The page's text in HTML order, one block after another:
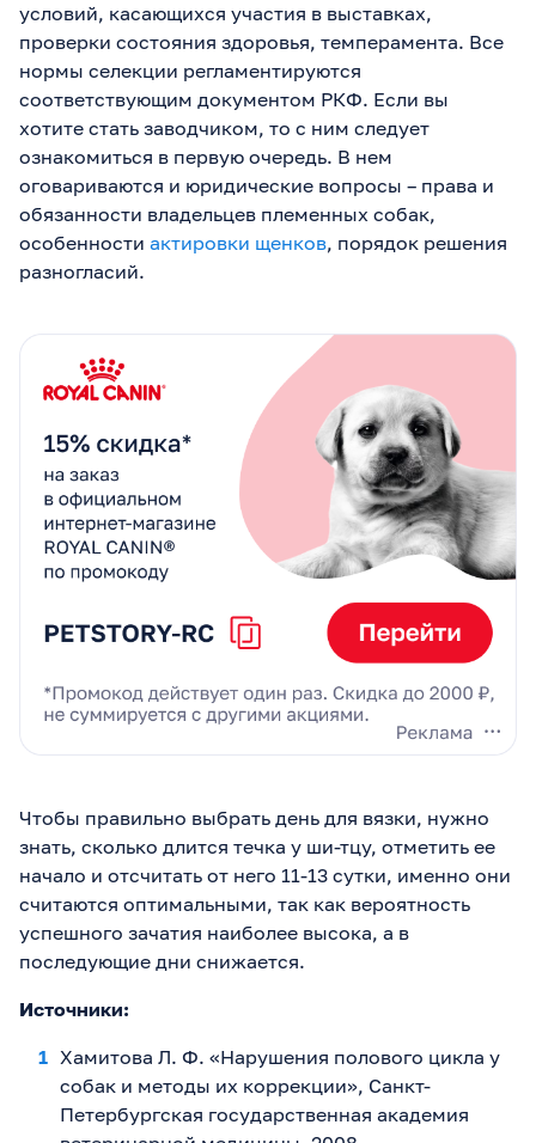
условий, касающихся участия в выставках,
проверки состояния здоровья, темперамента. Все
нормы селекции регламентируются
соответствующим документом РКФ. Если вы
хотите стать заводчиком, то с ним следует
ознакомиться в первую очередь. В нем
оговариваются и юридические вопросы – права и
обязанности владельцев племенных собак,
особенности актировки щенков, порядок решения
разногласий.
Чтобы правильно выбрать день для вязки, нужно
знать, сколько длится течка у ши-тцу, отметить ее
начало и отсчитать от него 11-13 сутки, именно они
считаются оптимальными, так как вероятность
успешного зачатия наиболее высока, а в
последующие дни снижается.
Источники:
Хамитова Л. Ф. «Нарушения полового цикла у
собак и методы их коррекции», Санкт-
Петербургская государственная академия